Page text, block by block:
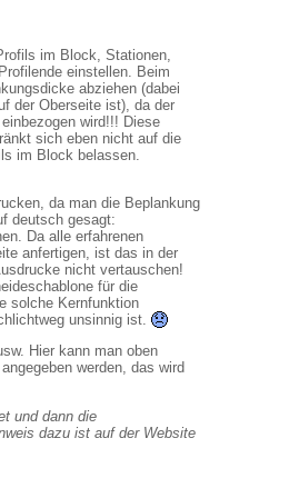
im Block, Stationen,
einstellen. Beim
abziehen (dabei
der Oberseite ist), da der
wird!!! Diese
sich eben nicht auf die
im Block belassen.
da man die Beplankung
deutsch gesagt:
Da alle erfahrenen
anfertigen, ist das in der
nicht vertauschen!
für die
solche Kernfunktion
unsinnig ist.
Hier kann man oben
werden, das wird
und dann die
dazu ist auf der Website